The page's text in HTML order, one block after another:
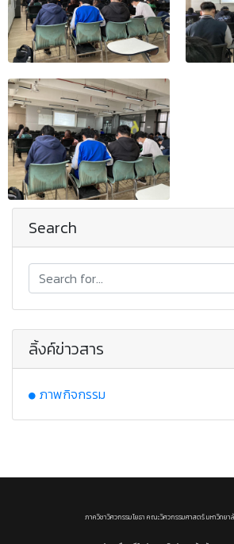
Search
ลิ้งค์ข่าวสาร
ภาพกิจกรรม
ภาควิชาวิศวกรรมโยธา คณะวิศวกรรมศาสตร์ มหาวิทยา